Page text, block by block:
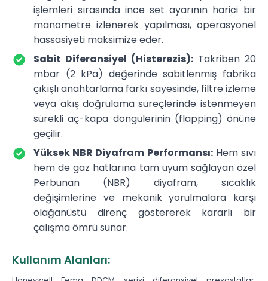
işlemleri sırasında ince set ayarının harici bir
manometre izlenerek yapılması, operasyonel
hassasiyeti maksimize eder.
Sabit Diferansiyel (Histerezis): Takriben 20
mbar (2 kPa) değerinde sabitlenmiş fabrika
çıkışlı anahtarlama farkı sayesinde, filtre izleme
veya akış doğrulama süreçlerinde istenmeyen
sürekli aç-kapa döngülerinin (flapping) önüne
geçilir.
Yüksek NBR Diyafram Performansı:Hem sıvı
hem de gaz hatlarına tam uyum sağlayan özel
Perbunan (NBR) diyafram, sıcaklık
değişimlerine ve mekanik yorulmalara karşı
olağanüstü direnç göstererek kararlı bir
çalışma ömrü sunar.
Kullanım Alanları: